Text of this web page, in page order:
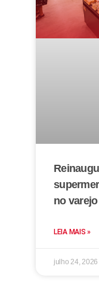
no varejo
LEIA MAIS »
julho 24, 2026